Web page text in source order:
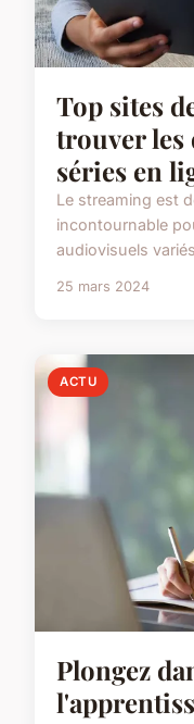
Top sites
trouver
séries en
Le streaming est
incontournable
audiovisuels
25 mars 2024
ACTU
Plongez